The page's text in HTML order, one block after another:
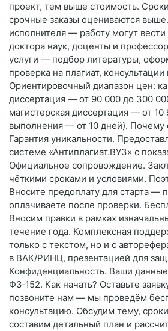
проект, тем выше стоимость.
срочные заказы оцениваются
исполнителя — работу могут
доктора наук, доценты и
услуги — подбор литературы,
проверка на плагиат, консультации
Ориентировочный диапазон цен:
диссертация — от 90 000 до 300
магистерская диссертация — от
выполнения — от 10 дней). Почему
Гарантия уникальности.
системе «Антиплагиат.ВУЗ» с
Официальное сопровождение.
чёткими сроками и условиями.
Вносите предоплату для старта —
оплачиваете после проверки.
Вносим правки в рамках
течение года. Комплексная
только с текстом, но и с
в ВАК/РИНЦ, презентацией для
Конфиденциальность. Ваши
ФЗ‑152. Как начать? Оставьте
позвоните нам — мы проведём
консультацию. Обсудим тему,
составим детальный план и